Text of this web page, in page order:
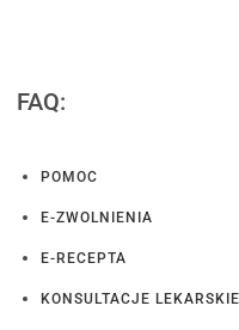
FAQ:
POMOC
E-ZWOLNIENIA
E-RECEPTA
KONSULTACJE LEKARSKIE